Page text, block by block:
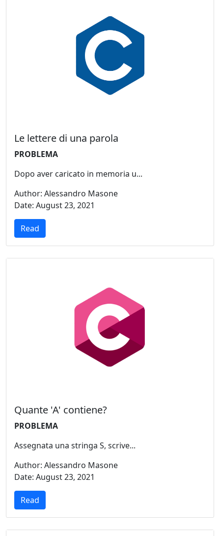
Le lettere di una parola
PROBLEMA
Dopo aver caricato in memoria u...
Author: Alessandro Masone
Date: August 23, 2021
Read
Quante 'A' contiene?
PROBLEMA
Assegnata una stringa S, scrive...
Author: Alessandro Masone
Date: August 23, 2021
Read